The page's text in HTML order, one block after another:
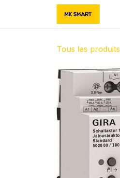
Se rendre au contenu
Tous les produits